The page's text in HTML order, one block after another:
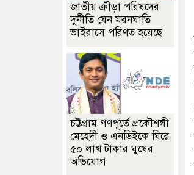
জাতীয় ক্রীড়া পরিষদের
দুর্নীতি যেন মরনঘাতি
ভাইরাসে পরিণত হয়েছে
চট্টগ্রাম গণপূর্তে প্রকৌশলী
মেহেদী ও এনডিইকে ঘিরে
৫০ লাখ টাকার ঘুষের
অভিযোগ